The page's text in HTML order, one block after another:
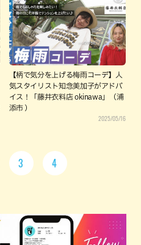
【柄で気分を上げる梅雨コーデ】人
気スタイリスト知念美加子がアドバ
イス！「藤井衣料店 okinawa」（浦
添市 ）
2025/05/16
3 4